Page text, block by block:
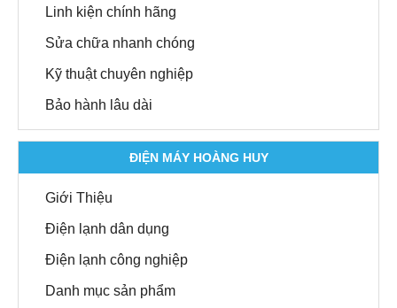
Linh kiện chính hãng
Sửa chữa nhanh chóng
Kỹ thuật chuyên nghiệp
Bảo hành lâu dài
ĐIỆN MÁY HOÀNG HUY
Giới Thiệu
Điện lạnh dân dụng
Điện lạnh công nghiệp
Danh mục sản phẩm